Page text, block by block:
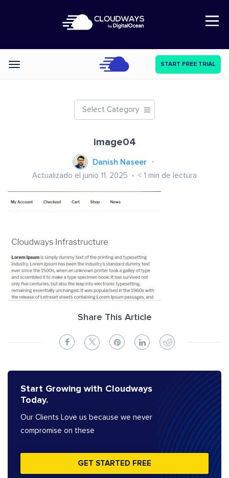
Open Nav
Categories START FREE TRIAL
Select Category
image04
Danish Naseer
Actualizado el junio 11, 2025 < 1 min de lectura
Share This Article
Start Growing with Cloudways
Today.
Our Clients Love us because we never
compromise on these
GET STARTED FREE